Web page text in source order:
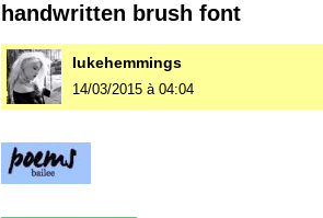
handwritten brush font
Iukehemmings
14/03/2015 à 04:04